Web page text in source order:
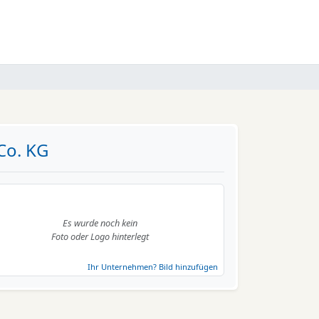
KG
Es wurde noch kein
Foto oder Logo hinterlegt
Ihr Unternehmen? Bild hinzufügen